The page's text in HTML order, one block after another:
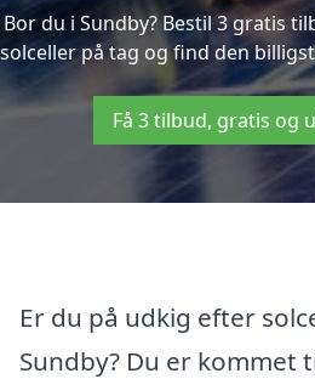
Bor du i Sundby? Bestil 3 gratis
solceller på tag og find den
Få 3 tilbud, gratis og
Er du på udkig efter
Sundby? Du er kommet